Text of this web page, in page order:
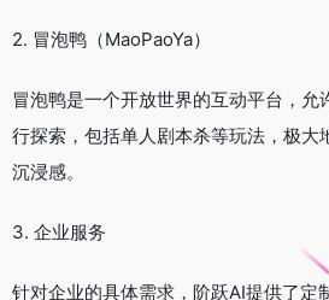
2. 冒泡鸭（MaoPaoYa）
冒泡鸭是一个开放世界的互动平台，允
行探索，包括单人剧本杀等玩法，极大
沉浸感。
3. 企业服务
针对企业的具体需求，阶跃AI提供了定